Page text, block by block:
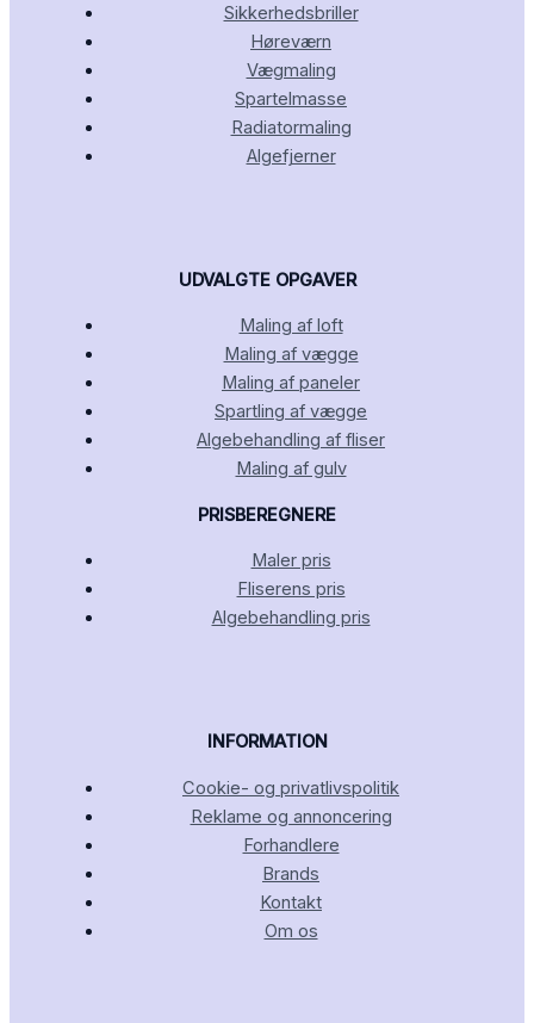
Sikkerhedsbriller
Høreværn
Vægmaling
Spartelmasse
Radiatormaling
Algefjerner
UDVALGTE OPGAVER
Maling af loft
Maling af vægge
Maling af paneler
Spartling af vægge
Algebehandling af fliser
Maling af gulv
PRISBEREGNERE
Maler pris
Fliserens pris
Algebehandling pris
INFORMATION
Cookie- og privatlivspolitik
Reklame og annoncering
Forhandlere
Brands
Kontakt
Om os